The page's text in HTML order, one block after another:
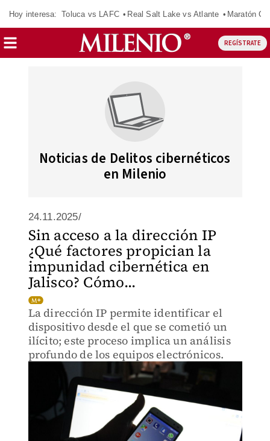
Hoy interesa: Toluca vs LAFC Real Salt Lake vs Atlante Maratón
REGÍSTRATE
Noticias de Delitos cibernéticos
en Milenio
24.11.2025/
Sin acceso a la dirección IP
¿Qué factores propician la
impunidad cibernética en
Jalisco? Cómo...
La dirección IP permite identificar el
dispositivo desde el que se cometió un
ilícito; este proceso implica un análisis
profundo de los equipos electrónicos.